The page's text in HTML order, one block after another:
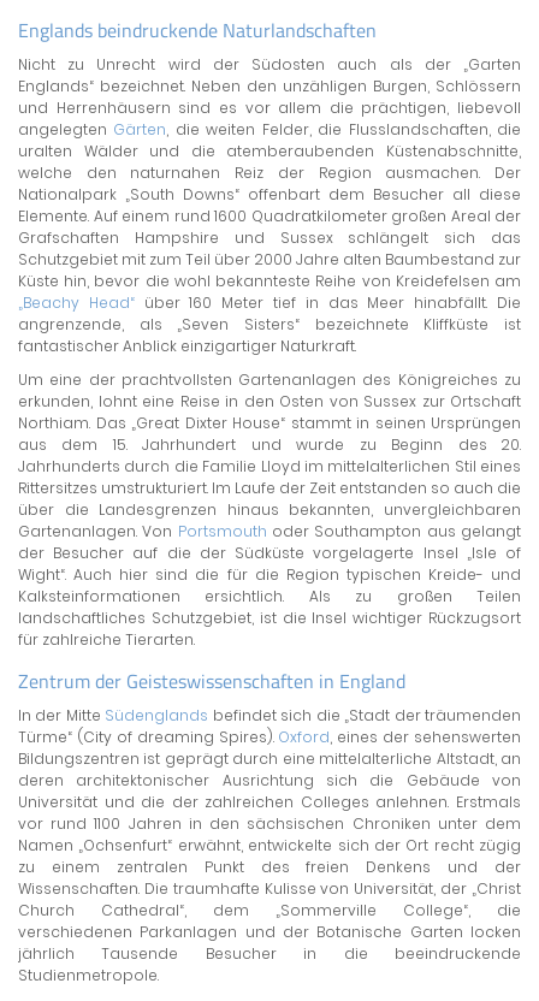
Englands beindruckende Naturlandschaften
Nicht zu Unrecht wird der Südosten auch als der „Garten
Englands“ bezeichnet. Neben den unzähligen Burgen, Schlössern
und Herrenhäusern sind es vor allem die prächtigen, liebevoll
angelegten Gärten, die weiten Felder, die Flusslandschaften, die
uralten Wälder und die atemberaubenden Küstenabschnitte,
welche den naturnahen Reiz der Region ausmachen. Der
Nationalpark „South Downs“ offenbart dem Besucher all diese
Elemente. Auf einem rund 1600 Quadratkilometer großen Areal der
Grafschaften Hampshire und Sussex schlängelt sich das
Schutzgebiet mit zum Teil über 2000 Jahre alten Baumbestand zur
Küste hin, bevor die wohl bekannteste Reihe von Kreidefelsen am
„Beachy Head“über 160 Meter tief in das Meer hinabfällt. Die
angrenzende, als „Seven Sisters“ bezeichnete Kliffküste ist
fantastischer Anblick einzigartiger Naturkraft.
Um eine der prachtvollsten Gartenanlagen des Königreiches zu
erkunden, lohnt eine Reise in den Osten von Sussex zur Ortschaft
Northiam. Das „Great Dixter House“ stammt in seinen Ursprüngen
aus dem 15. Jahrhundert und wurde zu Beginn des 20.
Jahrhunderts durch die Familie Lloyd im mittelalterlichen Stil eines
Rittersitzes umstrukturiert. Im Laufe der Zeit entstanden so auch die
über die Landesgrenzen hinaus bekannten, unvergleichbaren
Gartenanlagen. Von Portsmouth oder Southampton aus gelangt
der Besucher auf die der Südküste vorgelagerte Insel „Isle of
Wight“. Auch hier sind die für die Region typischen Kreide- und
Kalksteinformationen ersichtlich. Als zu großen Teilen
landschaftliches Schutzgebiet, ist die Insel wichtiger Rückzugsort
für zahlreiche Tierarten.
Zentrum der Geisteswissenschaften in England
In der Mitte Südenglands befindet sich die „Stadt der träumenden
Türme“ (City of dreaming Spires). Oxford, eines der sehenswerten
Bildungszentren ist geprägt durch eine mittelalterliche Altstadt, an
deren architektonischer Ausrichtung sich die Gebäude von
Universität und die der zahlreichen Colleges anlehnen. Erstmals
vor rund 1100 Jahren in den sächsischen Chroniken unter dem
Namen „Ochsenfurt“ erwähnt, entwickelte sich der Ort recht zügig
zu einem zentralen Punkt des freien Denkens und der
Wissenschaften. Die traumhafte Kulisse von Universität, der „Christ
Church Cathedral“, dem „Sommerville College“, die
verschiedenen Parkanlagen und der Botanische Garten locken
jährlich Tausende Besucher in die beeindruckende
Studienmetropole.